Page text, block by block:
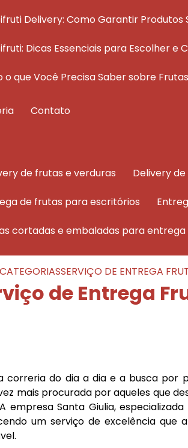
Delivery: Como Garantir
Dicas Essenciais para Escolher e
o que Você Precisa Saber sobre
Contato
de frutas e verduras delivery
de frutas para escritórios
cortadas e embaladas para entrega
CATEGORIASSERVIÇO DE ENTREGA
de Entrega
correria do dia a dia e a busca por
mais procurada por aqueles que
empresa Santa Giulia,
um serviço de excelência que